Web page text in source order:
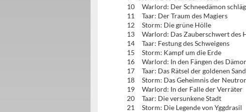
10 Warlord: Der Schneedämon
11 Taar: Der Traum des Magiers
12 Storm: Die grüne Hölle
13 Warlord: Das Zauberschwert des
14 Taar: Festung des Schweigens
15 Storm: Kampf um die Erde
16 Warlord: In den Fängen des
17 Taar: Das Rätsel der goldenen
18 Storm: Das Geheimnis der
19 Warlord: In der Falle der Verräter
20 Taar: Die versunkene Stadt
21 Storm: Die Legende von Yggdrasil